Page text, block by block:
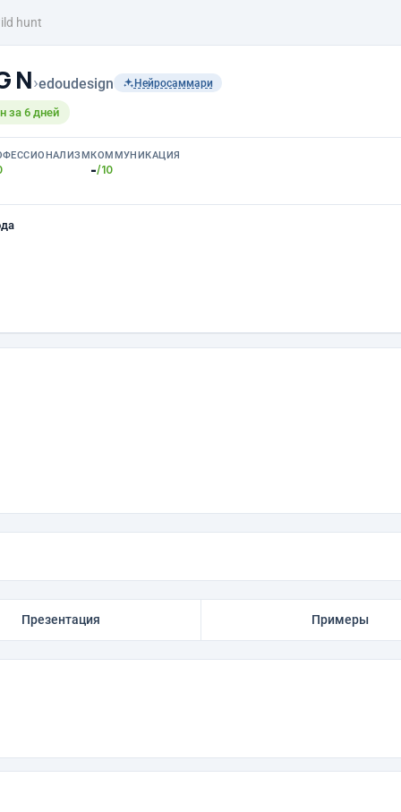
hunt
N›edoudesign Нейросаммари
за 6 дней
КОММУНИКАЦИЯ
-/10
Презентация Примеры